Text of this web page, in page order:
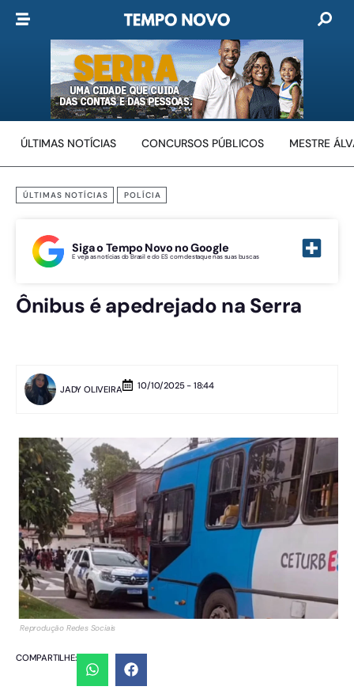
ÚLTIMAS NOTÍCIAS CONCURSOS PÚBLICOS MESTRE
ÚLTIMAS NOTÍCIAS POLÍCIA
Siga o Tempo Novo no Google
E veja as notícias do Brasil e do ES com destaque nas suas buscas
Ônibus é apedrejado na Serra
JADY OLIVEIRA 10/10/2025 - 18:44
Reprodução Redes Sociais
COMPARTILHE: